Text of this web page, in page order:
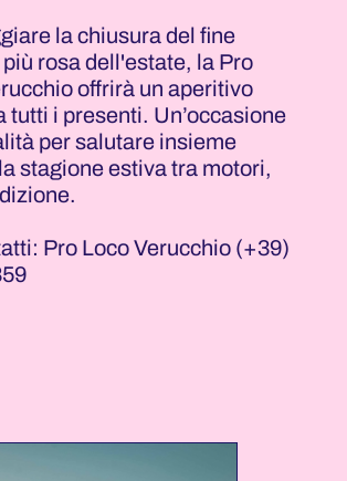
la chiusura del fine
rosa dell'estate, la Pro
offrirà un aperitivo
tutti i presenti. Un’occasione
per salutare insieme
stagione estiva tra motori,
Pro Loco Verucchio (+39)